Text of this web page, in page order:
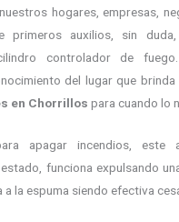
hogares, empresas,
auxilios, sin duda,
controlador de
del lugar que
en Chorrillospara cuando lo
apagar incendios, este
funciona expulsando
la espuma siendo efectiva